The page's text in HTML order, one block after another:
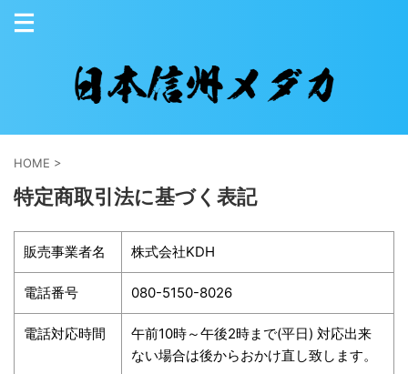
HOME >
特定商取引法に基づく表記
販売事業者名 株式会社KDH
電話番号 080-5150-8026
電話対応時間
午前10時～午後2時まで(平日) 対応出来
ない場合は後からおかけ直し致します。